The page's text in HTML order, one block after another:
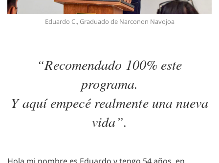
Eduardo C., Graduado de Narconon Navojoa
“Recomendado 100% este
programa.
Y aquí empecé realmente una nueva
vida”.